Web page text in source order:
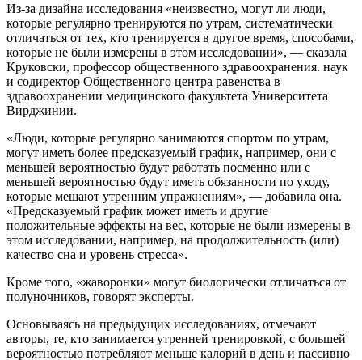
Из-за дизайна исследования «неизвестно, могут ли люди,
которые регулярно тренируются по утрам, систематически
отличаться от тех, кто тренируется в другое время, способами,
которые не были измерены в этом исследовании», — сказала
Круковски, профессор общественного здравоохранения. наук
и содиректор Общественного центра равенства в
здравоохранении медицин­ского факультета Университета
Вирджинии.
«Люди, которые регулярно занимаются спортом по утрам,
могут иметь более предсказуемый график, например, они с
меньшей вероятностью будут работать посменно или с
меньшей вероятностью будут иметь обязанности по уходу,
которые мешают утренним упражнениям», — добавила она.
«Предсказуемый график может иметь и другие
положительные эффекты на вес, которые не были измерены в
этом исследовании, например, на продолжительность (или)
качество сна и уровень стресса».
Кроме того, «жаворонки» могут биологически отличаться от
полуночников, говорят эксперты.
Основываясь на предыдущих исследованиях, отмечают
авторы, те, кто занимается утренней тренировкой, с большей
вероятностью потребляют меньше калорий в день и пассивно